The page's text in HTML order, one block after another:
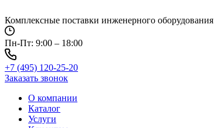
к
содержимому
Комплексные поставки инженерного оборудования
Пн-Пт: 9:00 – 18:00
+7 (495) 120-25-20
Заказать звонок
О компании
Каталог
Услуги